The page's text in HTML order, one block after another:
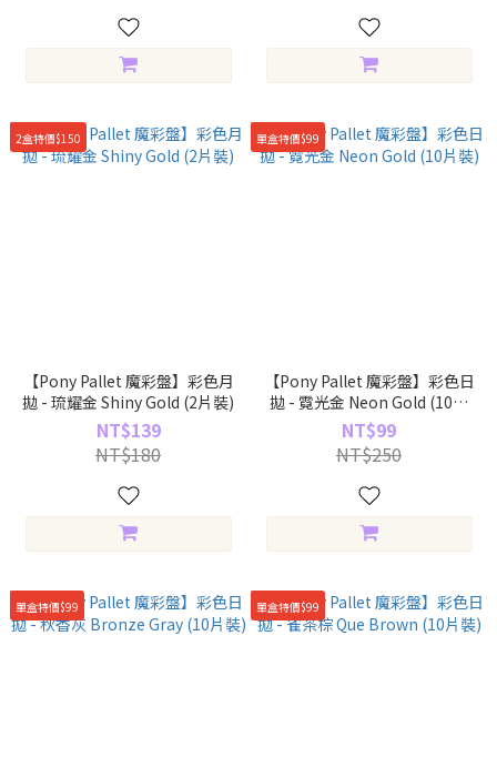
2盒特價$150
【Pony Pallet 魔彩盤】彩色月
拋 - 琉耀金 Shiny Gold (2片裝)
NT$139
NT$180
單盒特價$99
【Pony Pallet 魔彩盤】彩色日
拋 - 霓光金 Neon Gold (10片
裝)
NT$99
NT$250
單盒特價$99 單盒特價$99